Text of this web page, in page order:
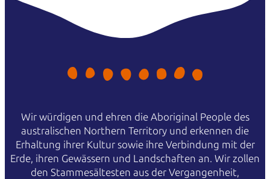
Wir würdigen und ehren die Aboriginal People des
australischen Northern Territory und erkennen die
Erhaltung ihrer Kultur sowie ihre Verbindung mit der
Erde, ihren Gewässern und Landschaften an. Wir zollen
den Stammesältesten aus der Vergangenheit,